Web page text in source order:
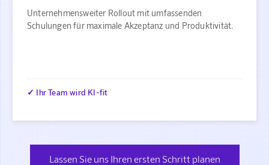
Unternehmensweiter Rollout mit umfassenden
Schulungen für maximale Akzeptanz und Produktivität.
✓ Ihr Team wird KI-fit
Lassen Sie uns Ihren ersten Schritt planen